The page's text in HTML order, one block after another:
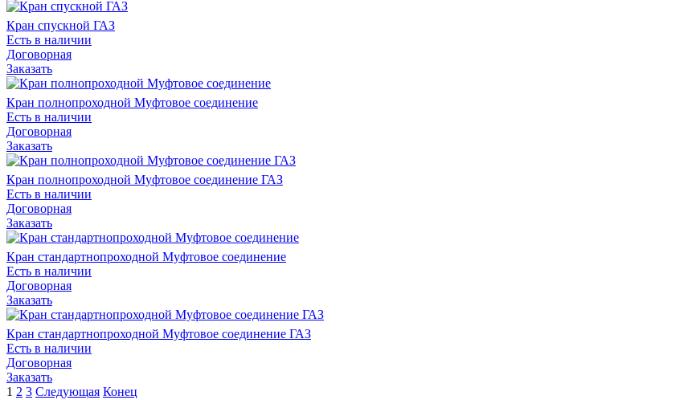
Кран спускной ГАЗ
Есть в наличии
Договорная
Заказать
Кран полнопроходной Муфтовое соединение
Есть в наличии
Договорная
Заказать
Кран полнопроходной Муфтовое соединение ГАЗ
Есть в наличии
Договорная
Заказать
Кран стандартнопроходной Муфтовое соединение
Есть в наличии
Договорная
Заказать
Кран стандартнопроходной Муфтовое соединение ГАЗ
Есть в наличии
Договорная
Заказать
1 2 3 Следующая Конец